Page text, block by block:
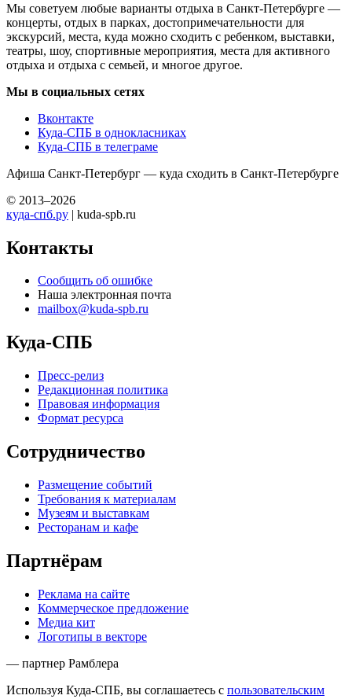
Мы советуем любые варианты отдыха в Санкт-Петербурге —
концерты, отдых в парках, достопримечательности для
экскурсий, места, куда можно сходить с ребенком, выставки,
театры, шоу, спортивные мероприятия, места для активного
отдыха и отдыха с семьей, и многое другое.
Мы в социальных сетях
Вконтакте
Куда-СПБ в однокласниках
Куда-СПБ в телеграме
Афиша Санкт-Петербург — куда сходить в Санкт-Петербурге
© 2013–2026
куда-спб.ру | kuda-spb.ru
Контакты
Сообщить об ошибке
Наша электронная почта
mailbox@kuda-spb.ru
Куда-СПБ
Пресс-релиз
Редакционная политика
Правовая информация
Формат ресурса
Сотрудничество
Размещение событий
Требования к материалам
Музеям и выставкам
Ресторанам и кафе
Партнёрам
Реклама на сайте
Коммерческое предложение
Медиа кит
Логотипы в векторе
— партнер Рамблера
Используя Куда-СПБ, вы соглашаетесь с пользовательским